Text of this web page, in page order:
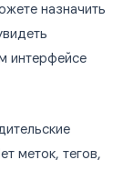
назначить
интерфейсе
меток, тегов,